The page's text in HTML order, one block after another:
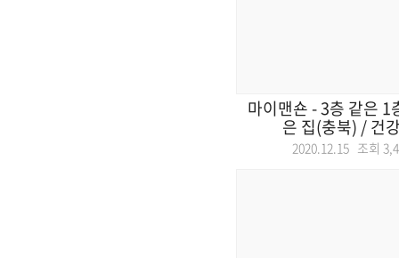
마이맨숀 - 3층 같은 1
은 집(충북) / 건
2020.12.15 조회